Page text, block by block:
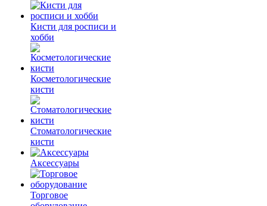
Кисти для росписи и
хобби
Косметологические
кисти
Стоматологические
кисти
Аксессуары
Торговое